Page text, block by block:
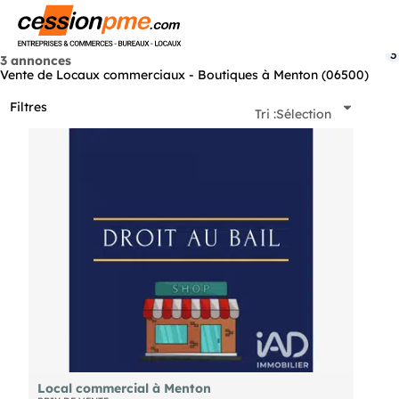
3 annonces
Vente de Locaux commerciaux - Boutiques à Menton (06500)
Filtres
3
Tri :Sélection
Local commercial à Menton